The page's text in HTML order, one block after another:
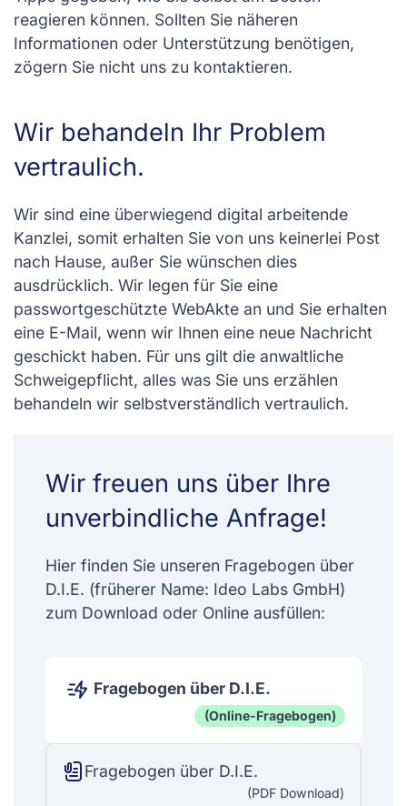
reagieren können. Sollten Sie näheren
Informationen oder Unterstützung benötigen,
zögern Sie nicht uns zu kontaktieren.
Wir behandeln Ihr Problem
vertraulich.
Wir sind eine überwiegend digital arbeitende
Kanzlei, somit erhalten Sie von uns keinerlei Post
nach Hause, außer Sie wünschen dies
ausdrücklich. Wir legen für Sie eine
passwortgeschützte WebAkte an und Sie erhalten
eine E-Mail, wenn wir Ihnen eine neue Nachricht
geschickt haben. Für uns gilt die anwaltliche
Schweigepflicht, alles was Sie uns erzählen
behandeln wir selbstverständlich vertraulich.
Wir freuen uns über Ihre
unverbindliche Anfrage!
Hier finden Sie unseren Fragebogen über
D.I.E. (früherer Name: Ideo Labs GmbH)
zum Download oder Online ausfüllen:
Fragebogen über D.I.E.
(Online-Fragebogen)
Fragebogen über D.I.E.
(PDF Download)